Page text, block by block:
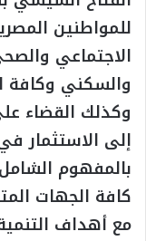
للمواطنين
الاجتماعي
والسكني وكافة
وكذلك القضاء
إلى الاستثمار
بالمفهوم
كافة الجهات
مع أهداف